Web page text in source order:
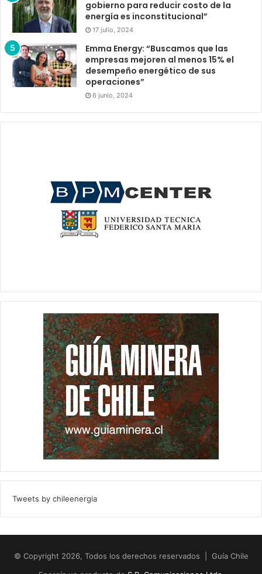
gobierno para reducir costo de la
energía es inconstitucional”
17 julio, 2024
Emma Energy: “Buscamos que las
empresas mejoren al menos 15% el
desempeño energético de sus
operaciones”
6 junio, 2024
Tweets by chileenergia
© Copyright 2026, Todos los derechos reservados | Guía Chile